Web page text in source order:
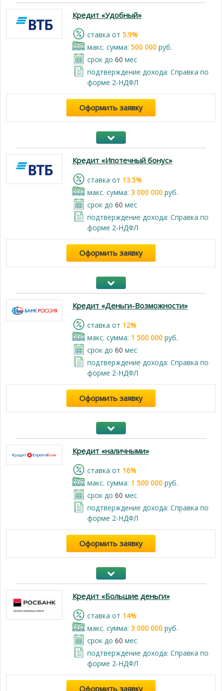
Кредит «Удобный»
cтавка от 5.9%
макс. сумма: 500 000руб.
срок до 60 мес
подтверждение дохода: Справка по
форме 2-НДФЛ
Оформить заявку
Кредит «Ипотечный бонус»
cтавка от 13.5%
макс. сумма: 3 000 000руб.
срок до 60 мес
подтверждение дохода: Справка по
форме 2-НДФЛ
Оформить заявку
Кредит «Деньги-Возможности»
cтавка от 12%
макс. сумма: 1 500 000руб.
срок до 60 мес
подтверждение дохода: Справка по
форме 2-НДФЛ
Оформить заявку
Кредит «наличными»
cтавка от 16%
макс. сумма: 1 500 000руб.
срок до 60 мес
подтверждение дохода: Справка по
форме 2-НДФЛ
Оформить заявку
Кредит «Большие деньги»
cтавка от 14%
макс. сумма: 3 000 000руб.
срок до 60 мес
подтверждение дохода: Справка по
форме 2-НДФЛ
Оформить заявку